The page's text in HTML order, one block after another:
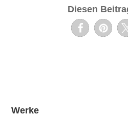
Diesen
Werke